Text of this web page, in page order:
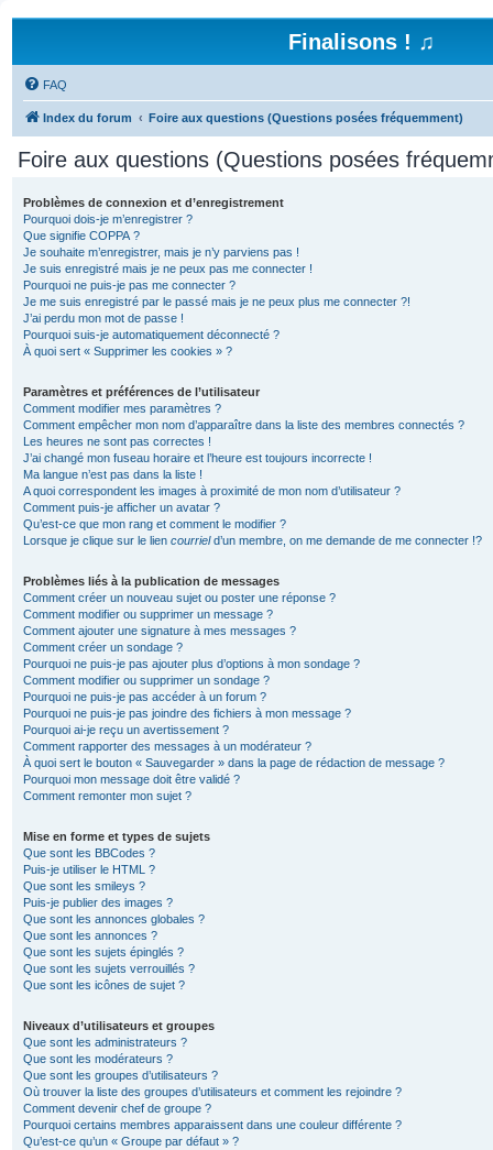
Finalisons ! ♫
FAQ
Index du forum Foire aux questions (Questions posées fréquemment)
Foire aux questions (Questions posées
Problèmes de connexion et d’enregistrement
Pourquoi dois-je m’enregistrer ?
Que signifie COPPA ?
Je souhaite m’enregistrer, mais je n’y parviens pas !
Je suis enregistré mais je ne peux pas me connecter !
Pourquoi ne puis-je pas me connecter ?
Je me suis enregistré par le passé mais je ne peux plus me connecter ?!
J’ai perdu mon mot de passe !
Pourquoi suis-je automatiquement déconnecté ?
À quoi sert « Supprimer les cookies » ?
Paramètres et préférences de l’utilisateur
Comment modifier mes paramètres ?
Comment empêcher mon nom d’apparaître dans la liste des membres connectés ?
Les heures ne sont pas correctes !
J’ai changé mon fuseau horaire et l’heure est toujours incorrecte !
Ma langue n’est pas dans la liste !
A quoi correspondent les images à proximité de mon nom d’utilisateur ?
Comment puis-je afficher un avatar ?
Qu’est-ce que mon rang et comment le modifier ?
Lorsque je clique sur le lien courrield’un membre, on me demande de me connecter !?
Problèmes liés à la publication de messages
Comment créer un nouveau sujet ou poster une réponse ?
Comment modifier ou supprimer un message ?
Comment ajouter une signature à mes messages ?
Comment créer un sondage ?
Pourquoi ne puis-je pas ajouter plus d’options à mon sondage ?
Comment modifier ou supprimer un sondage ?
Pourquoi ne puis-je pas accéder à un forum ?
Pourquoi ne puis-je pas joindre des fichiers à mon message ?
Pourquoi ai-je reçu un avertissement ?
Comment rapporter des messages à un modérateur ?
À quoi sert le bouton « Sauvegarder » dans la page de rédaction de message ?
Pourquoi mon message doit être validé ?
Comment remonter mon sujet ?
Mise en forme et types de sujets
Que sont les BBCodes ?
Puis-je utiliser le HTML ?
Que sont les smileys ?
Puis-je publier des images ?
Que sont les annonces globales ?
Que sont les annonces ?
Que sont les sujets épinglés ?
Que sont les sujets verrouillés ?
Que sont les icônes de sujet ?
Niveaux d’utilisateurs et groupes
Que sont les administrateurs ?
Que sont les modérateurs ?
Que sont les groupes d’utilisateurs ?
Où trouver la liste des groupes d’utilisateurs et comment les rejoindre ?
Comment devenir chef de groupe ?
Pourquoi certains membres apparaissent dans une couleur différente ?
Qu’est-ce qu’un « Groupe par défaut » ?